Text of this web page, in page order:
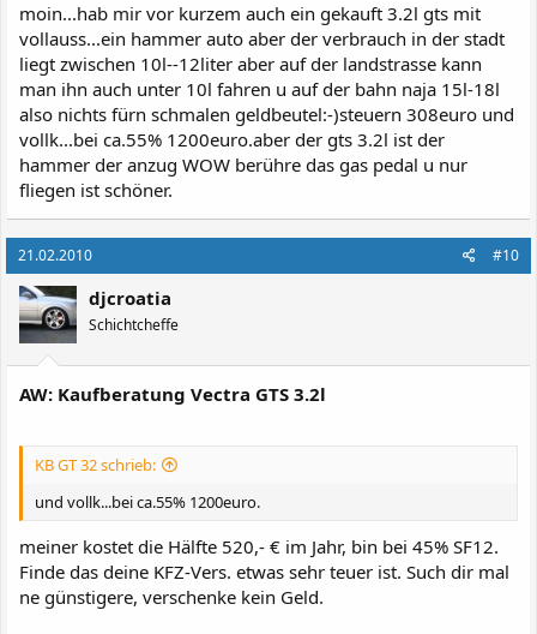
moin...hab mir vor kurzem auch ein gekauft 3.2l gts mit
vollauss...ein hammer auto aber der verbrauch in der stadt
liegt zwischen 10l--12liter aber auf der landstrasse kann
man ihn auch unter 10l fahren u auf der bahn naja 15l-18l
also nichts fürn schmalen geldbeutel:-)steuern 308euro und
vollk...bei ca.55% 1200euro.aber der gts 3.2l ist der
hammer der anzug WOW berühre das gas pedal u nur
fliegen ist schöner.
21.02.2010 #10
djcroatia
Schichtcheffe
AW: Kaufberatung Vectra GTS 3.2l
KB GT 32 schrieb:
und vollk...bei ca.55% 1200euro.
meiner kostet die Hälfte 520,- € im Jahr, bin bei 45% SF12.
Finde das deine KFZ-Vers. etwas sehr teuer ist. Such dir mal
ne günstigere, verschenke kein Geld.